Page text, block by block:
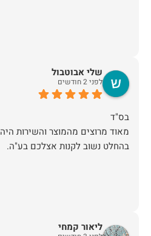
שלי אבוטבול
לפני 2 חודשים
מאוד מרוצים מהמוצר והשירות
בהחלט נשוב לקנות אצלכם בע"ה.
ליאור קמחי